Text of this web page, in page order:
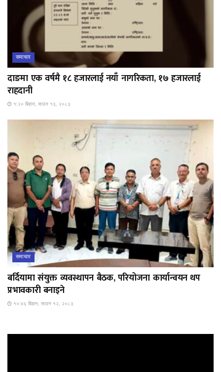
समाचार
दाङमा एक वर्षमै १८ हजारलाई नयाँ नागरिकता, १७ हजारलाई
राहदानी
१:२० बिहान, साउन १३, २०८३
समाचार
बर्दियामा संयुक्त व्यवस्थापन बैठक, परियोजना कार्यान्वयन थप
प्रभावकारी बनाइने
१०:४६ बिहान, साउन १२, २०८३